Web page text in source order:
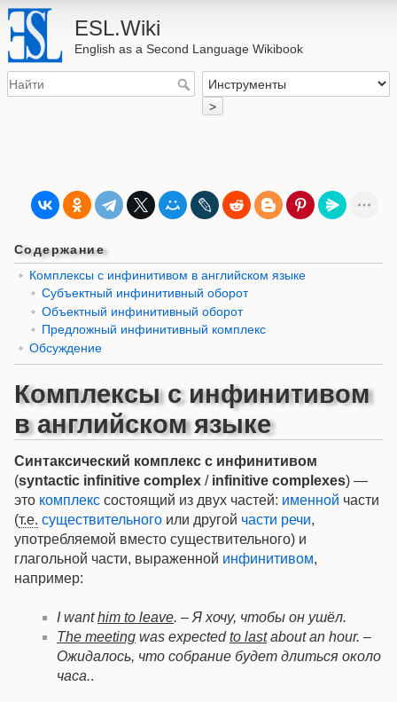
ESL.Wiki
English as a Second Language Wikibook
>
Содержание
Комплексы с инфинитивом в английском языке
Субъектный инфинитивный оборот
Объектный инфинитивный оборот
Предложный инфинитивный комплекс
Обсуждение
Комплексы с инфинитивом
в английском языке
Синтаксический комплекс с инфинитивом
(syntactic infinitive complex / infinitive complexes) —
это комплекс состоящий из двух частей: именной части
(т.е. существительного или другой части речи,
употребляемой вместо существительного) и
глагольной части, выраженной инфинитивом,
например:
I wanthim to leave. – Я хочу, чтобы он ушёл.
The meeting was expectedto lastabout an hour. –
Ожидалось, что собрание будет длиться около
часа..